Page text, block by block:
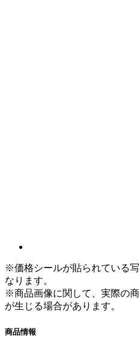
※価格シールが貼られている
なります。
※商品画像に関して、実際の
が生じる場合があります。
商品情報